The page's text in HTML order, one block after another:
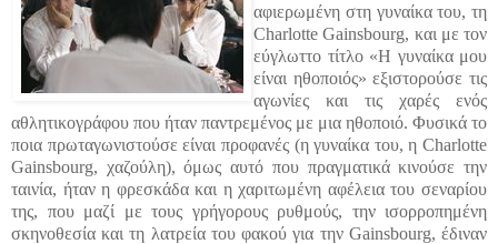
αφιερωμένη στη γυναίκα του, τη
Charlotte Gainsbourg, και με τον
εύγλωττο τίτλο «Η γυναίκα μου
είναι ηθοποιός» εξιστορούσε τις
αγωνίες και τις χαρές ενός
αθλητικογράφου που ήταν παντρεμένος με μια ηθοποιό. Φυσικά το
ποια πρωταγωνιστούσε είναι προφανές (η γυναίκα του, η Charlotte
Gainsbourg, χαζούλη), όμως αυτό που πραγματικά κινούσε την
ταινία, ήταν η φρεσκάδα και η χαριτωμένη αφέλεια του σεναρίου
της, που μαζί με τους γρήγορους ρυθμούς, την ισορροπημένη
σκηνοθεσία και τη λατρεία του φακού για την Gainsbourg, έδιναν